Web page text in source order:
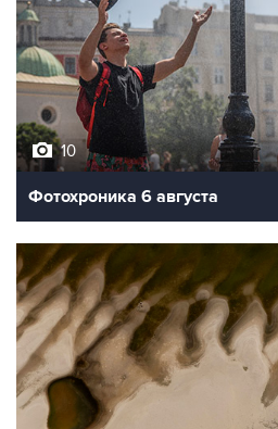
10
Фотохроника 6 августа